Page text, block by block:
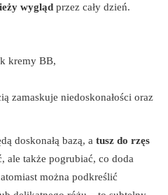
wygląd przez cały dzień.
kremy BB,
zamaskuje niedoskonałości oraz
doskonałą bazą, a tusz do rzęs
ale także pogrubiać, co doda
można podkreślić